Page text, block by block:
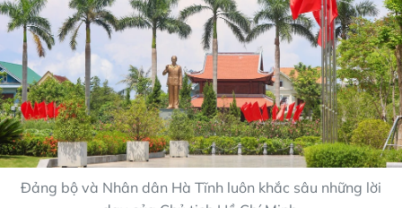
Đảng bộ và Nhân dân Hà Tĩnh luôn khắc sâu những lời